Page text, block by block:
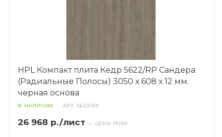
HPL Компакт плита Кедр 5622/RP Сандера
(Радиальные Полосы) 3050 х 608 х 12 мм.
черная основа
В НАЛИЧИИ АРТ.5622/RP
26 968 р./лист — ЦЕНА РОЗН.